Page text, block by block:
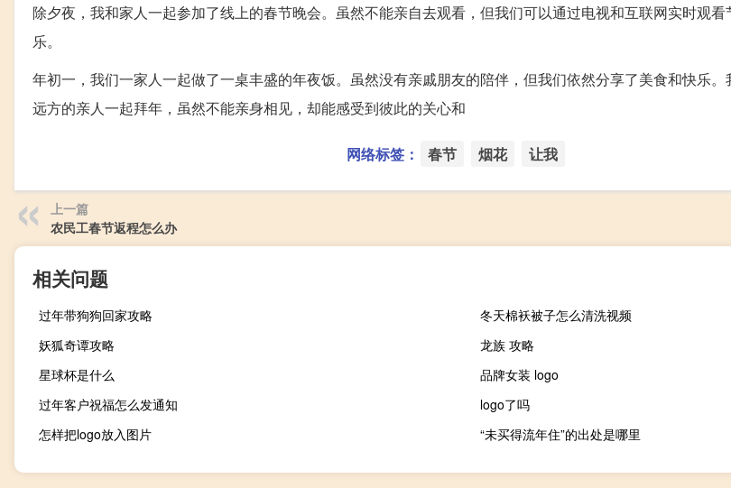
除夕夜，我和家人一起参加了线上的春节晚会。虽然不能亲自去观看，但我们可以通过电视和互联网实时观
乐。
年初一，我们一家人一起做了一桌丰盛的年夜饭。虽然没有亲戚朋友的陪伴，但我们依然分享了美食和快乐
远方的亲人一起拜年，虽然不能亲身相见，却能感受到彼此的关心和
网络标签： 春节 烟花 让我
上一篇
农民工春节返程怎么办
相关问题
过年带狗狗回家攻略
冬天棉袄被子怎么清洗视频
妖狐奇谭攻略
龙族 攻略
星球杯是什么
品牌女装 logo
过年客户祝福怎么发通知
logo了吗
怎样把logo放入图片
“未买得流年住”的出处是哪里